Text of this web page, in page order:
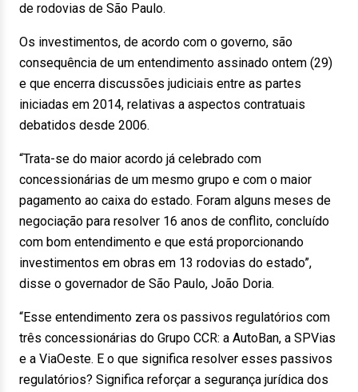
de rodovias de São Paulo.
Os investimentos, de acordo com o governo, são
consequência de um entendimento assinado ontem (29)
e que encerra discussões judiciais entre as partes
iniciadas em 2014, relativas a aspectos contratuais
debatidos desde 2006.
“Trata-se do maior acordo já celebrado com
concessionárias de um mesmo grupo e com o maior
pagamento ao caixa do estado. Foram alguns meses de
negociação para resolver 16 anos de conflito, concluído
com bom entendimento e que está proporcionando
investimentos em obras em 13 rodovias do estado”,
disse o governador de São Paulo, João Doria.
“Esse entendimento zera os passivos regulatórios com
três concessionárias do Grupo CCR: a AutoBan, a SPVias
e a ViaOeste. E o que significa resolver esses passivos
regulatórios? Significa reforçar a segurança jurídica dos